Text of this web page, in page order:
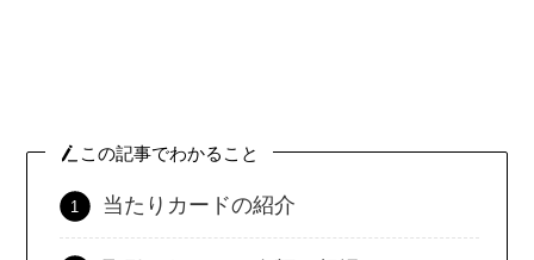
この記事でわかること
当たりカードの紹介